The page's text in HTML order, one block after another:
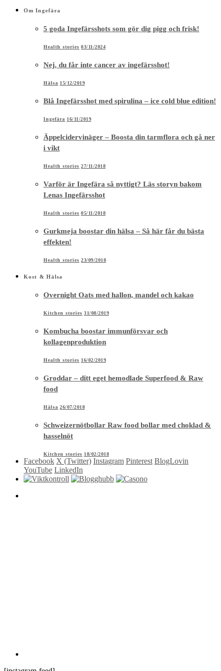
Om Ingefära
5 goda Ingefärsshots som gör dig pigg och frisk!
Health stories 03/11/2024
Nej, du får inte cancer av ingefärsshot!
Hälsa 15/12/2019
Blå Ingefärsshot med spirulina – ice cold blue edition!
Ingefära 16/11/2019
Äppelcidervinäger – Boosta din tarmflora och gå ner
i vikt
Health stories 27/11/2018
Varför är Ingefära så nyttigt? Läs storyn bakom
Lenas Ingefärsshot
Health stories 05/11/2018
Gurkmeja boostar din hälsa – Så här får du bästa
effekten!
Health stories 23/09/2018
Kost & Hälsa
Overnight Oats med hallon, mandel och kakao
Kitchen stories 31/08/2019
Kombucha boostar immunförsvar och
kollagenproduktion
Health stories 16/02/2019
Groddar – ditt eget hemodlade Superfood & Raw
food
Hälsa 26/07/2018
Schweizernötbollar Raw food bollar med choklad &
hasselnöt
Kitchen stories 18/02/2018
Facebook X (Twitter) Instagram Pinterest BlogLovin
YouTube LinkedIn